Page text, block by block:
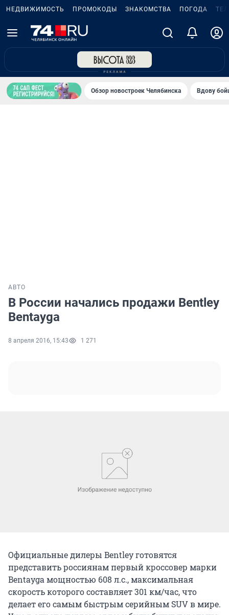
НЕДВИЖИМОСТЬ ПРОМОКОДЫ ЗНАКОМСТВА ПОГОДА
Обзор новостроек Челябинска Вдову
АВТО
В России начались продажи Bentley
Bentayga
8 апреля 2016, 15:43 1 271
Официальные дилеры Bentley готовятся
представить россиянам первый кроссовер марки
Bentayga мощностью 608 л.с., максимальная
скорость которого составляет 301 км/час, что
делает его самым быстрым серийным SUV в мире.